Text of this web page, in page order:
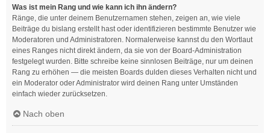
Was ist mein Rang und wie kann ich ihn ändern?
Ränge, die unter deinem Benutzernamen stehen, zeigen an, wie viele
Beiträge du bislang erstellt hast oder identifizieren bestimmte Benutzer wie
Moderatoren und Administratoren. Normalerweise kannst du den Wortlaut
eines Ranges nicht direkt ändern, da sie von der Board-Administration
festgelegt wurden. Bitte schreibe keine sinnlosen Beiträge, nur um deinen
Rang zu erhöhen — die meisten Boards dulden dieses Verhalten nicht und
ein Moderator oder Administrator wird deinen Rang unter Umständen
einfach wieder zurücksetzen.
Nach oben